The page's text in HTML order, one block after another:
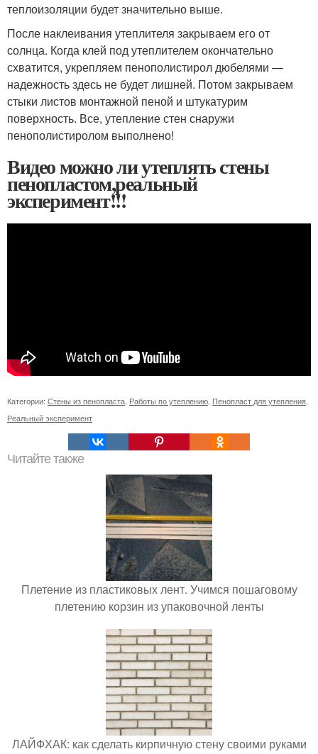
теплоизоляции будет значительно выше.
После наклеивания утеплителя закрываем его от
солнца. Когда клей под утеплителем окончательно
схватится, укрепляем пенополистирол дюбелями —
надежность здесь не будет лишней. Потом закрываем
стыки листов монтажной пеной и штукатурим
поверхность. Все, утепление стен снаружи
пенополистиролом выполнено!
Видео можно ли утеплять стены
пенопластом,реальный
эксперимент!!!
Категории: Стены из пенопласта, Работы по утеплению, Пенопласт для утепления,
Реальный эксперимент
Читайте также
Плетение из пластиковых лент. Учимся пошаговому
плетению корзин из упаковочной ленты
ЛАЙФХАК: как сделать кирпичную стену своими руками